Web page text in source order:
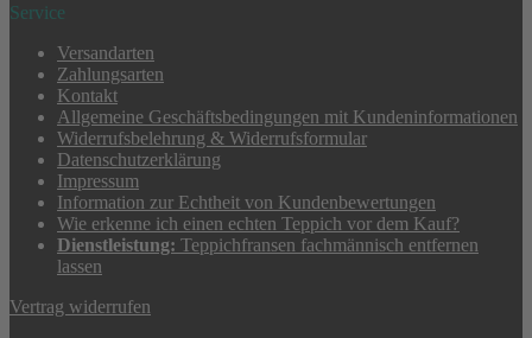
Service
Versandarten
Zahlungsarten
Kontakt
Allgemeine Geschäftsbedingungen mit Kundeninformationen
Widerrufsbelehrung & Widerrufsformular
Datenschutzerklärung
Impressum
Information zur Echtheit von Kundenbewertungen
Wie erkenne ich einen echten Teppich vor dem Kauf?
Dienstleistung: Teppichfransen fachmännisch entfernen
lassen
Vertrag widerrufen